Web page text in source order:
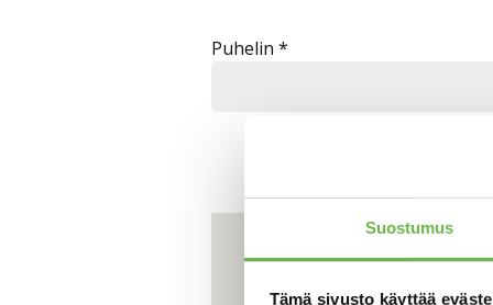
Suostumus
Tämä sivusto käyttää
Puhelin *